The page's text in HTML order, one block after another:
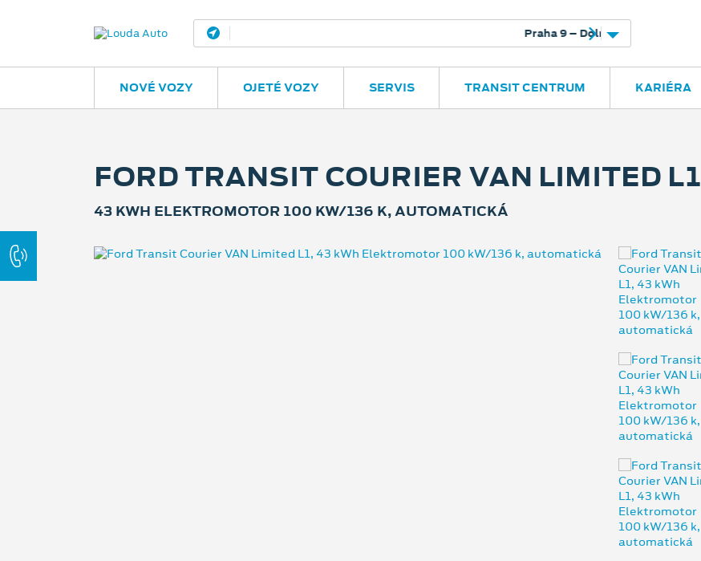
325 400 660
NOVÉ VOZY OJETÉ VOZY SERVIS TRANSIT CENTRUM KARIÉRA
FORD TRANSIT COURIER VAN LIMITED L1
43 KWH ELEKTROMOTOR 100 KW/136 K, AUTOMATICKÁ